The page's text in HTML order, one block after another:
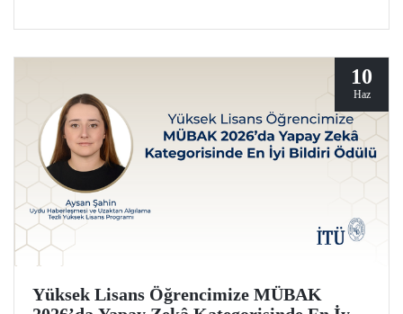
10
Haz
Yüksek Lisans Öğrencimize MÜBAK